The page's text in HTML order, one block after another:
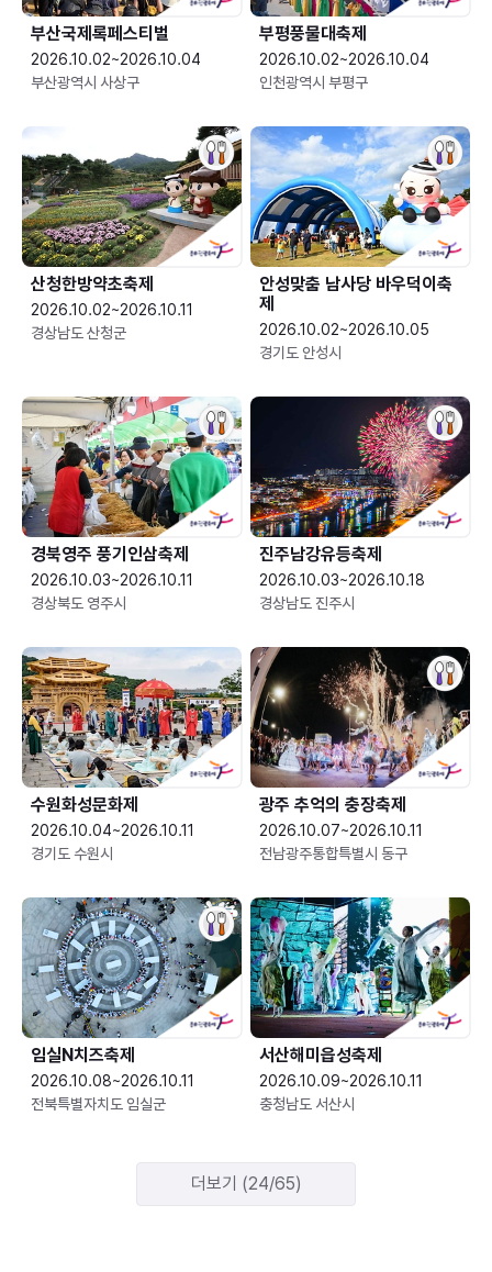
부산국제록페스티벌
2026.10.02~2026.10.04
부산광역시 사상구
부평풍물대축제
2026.10.02~2026.10.04
인천광역시 부평구
산청한방약초축제
2026.10.02~2026.10.11
경상남도 산청군
안성맞춤 남사당 바우덕이축
제
2026.10.02~2026.10.05
경기도 안성시
경북영주 풍기인삼축제
2026.10.03~2026.10.11
경상북도 영주시
진주남강유등축제
2026.10.03~2026.10.18
경상남도 진주시
수원화성문화제
2026.10.04~2026.10.11
경기도 수원시
광주 추억의 충장축제
2026.10.07~2026.10.11
전남광주통합특별시 동구
임실N치즈축제
2026.10.08~2026.10.11
전북특별자치도 임실군
서산해미읍성축제
2026.10.09~2026.10.11
충청남도 서산시
더보기 (24/65)